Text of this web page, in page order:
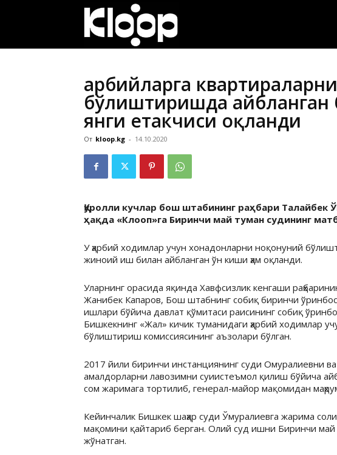
Ҳарбийларга
бўлиштиришда
янги етакчиси оқланди
От kloop.kg - 14.10.2020
Қуролли кучлар бош штабининг раҳбари Талайбек
ҳақда «Клооп»га Биринчи май туман судининг
У ҳарбий ходимлар учун хонадонларни ноқонуний
жиноий иш билан айбланган ўн киши ҳам оқланди.
Уларнинг орасида яқинда Хавфсизлик кенгаши
Жанибек Капаров, Бош штабнинг собиқ биринчи
ишлари бўйича давлат қўмитаси раисининг собиқ
Бишкекнинг «Жал» кичик туманидаги ҳарбий ходимлар
бўлиштириш комиссиясининг аъзолари бўлган.
2017 йили биринчи инстанциянинг суди Омуралиевни
амалдорларни лавозимни суиистеъмол қилиш бўйича
сом жаримага тортилиб, генерал-майор мақомидан
Кейинчалик Бишкек шаҳар суди Ўмуралиевга жарима
мақомини қайтариб берган. Олий суд ишни Биринчи май
жўнатган.